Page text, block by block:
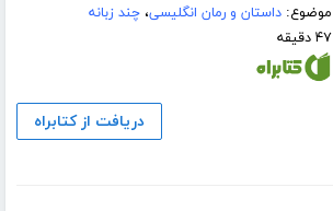
موضوع:داستان و رمان انگلیسی،چند زبانه
۴۷ دقیقه
دریافت از کتابراه